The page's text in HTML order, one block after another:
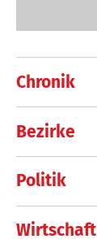
Chronik
Bezirke
Politik
Wirtschaft